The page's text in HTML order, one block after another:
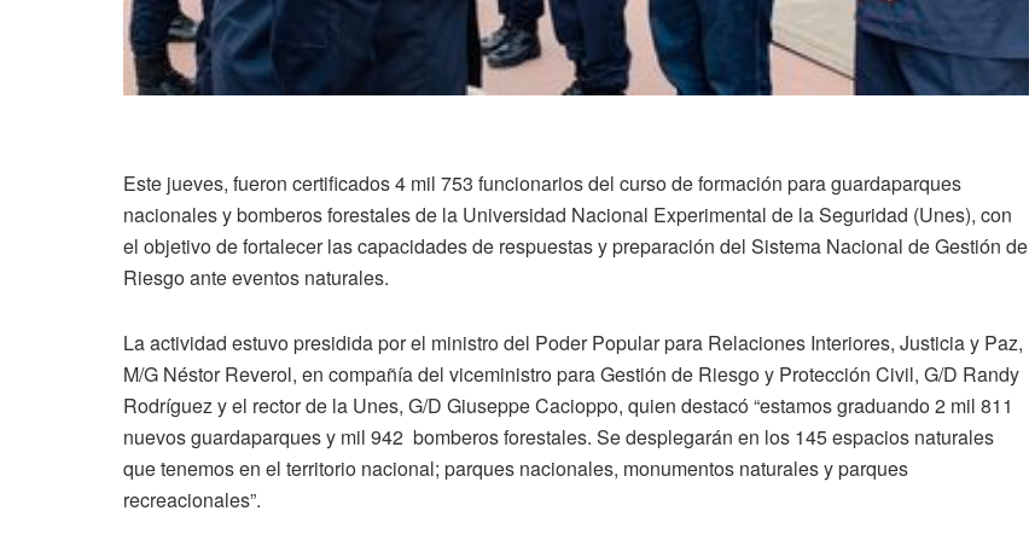
Este jueves, fueron certificados 4 mil 753 funcionarios del curso de formación para guardaparques
nacionales y bomberos forestales de la Universidad Nacional Experimental de la Seguridad (Unes), con
el objetivo de fortalecer las capacidades de respuestas y preparación del Sistema Nacional de Gestión de
Riesgo ante eventos naturales.
La actividad estuvo presidida por el ministro del Poder Popular para Relaciones Interiores, Justicia y Paz,
M/G Néstor Reverol, en compañía del viceministro para Gestión de Riesgo y Protección Civil, G/D Randy
Rodríguez y el rector de la Unes, G/D Giuseppe Cacioppo, quien destacó “estamos graduando 2 mil 811
nuevos guardaparques y mil 942 bomberos forestales. Se desplegarán en los 145 espacios naturales
que tenemos en el territorio nacional; parques nacionales, monumentos naturales y parques
recreacionales”.